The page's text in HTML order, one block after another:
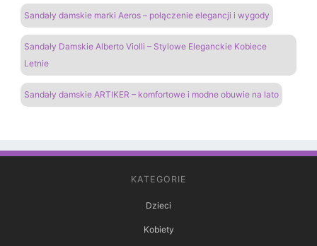
Sandały damskie marki Aeros – połączenie elegancji i wygody
Sandały Damskie Alberto Violli – Stylowe Eleganckie Kobiece
Letnie
Sandały damskie ARTIKER – komfortowe i modne obuwie na lato
KATEGORIE
Dzieci
Kobiety